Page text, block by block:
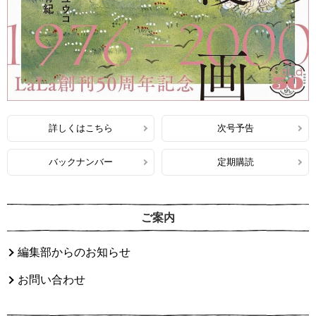
詳しくはこちら 次号予告
バックナンバー 定期購読
ご案内
編集部からのお知らせ
お問い合わせ